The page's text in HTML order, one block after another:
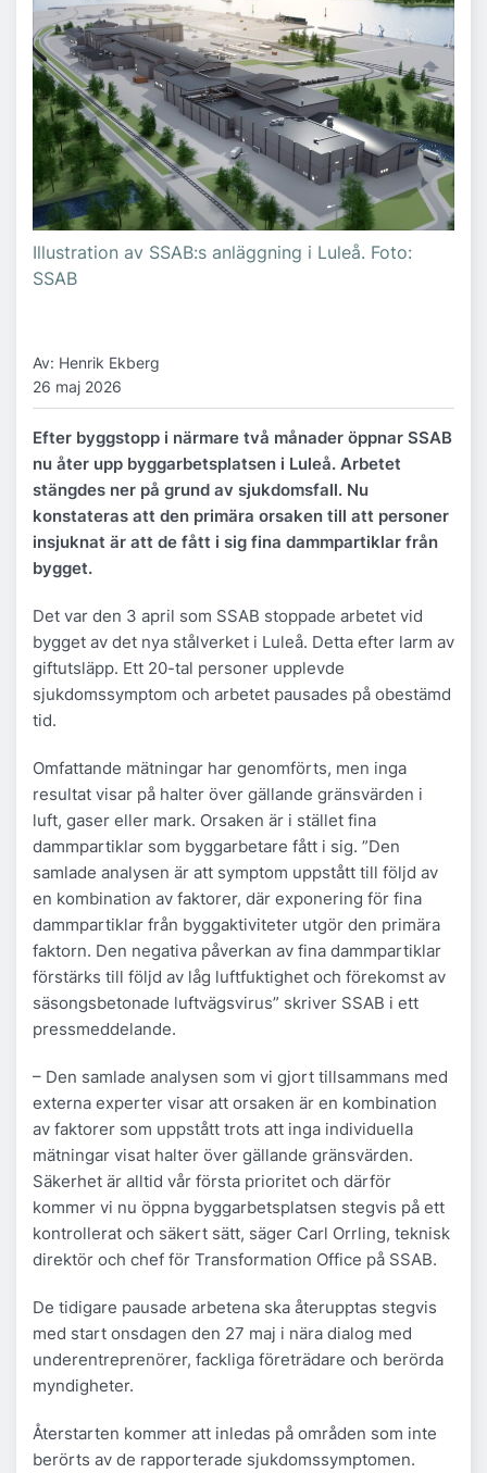
Illustration av SSAB:s anläggning i Luleå. Foto:
SSAB
Av: Henrik Ekberg
26 maj 2026
Efter byggstopp i närmare två månader öppnar SSAB
nu åter upp byggarbetsplatsen i Luleå. Arbetet
stängdes ner på grund av sjukdomsfall. Nu
konstateras att den primära orsaken till att personer
insjuknat är att de fått i sig fina dammpartiklar från
bygget.
Det var den 3 april som SSAB stoppade arbetet vid
bygget av det nya stålverket i Luleå. Detta efter larm av
giftutsläpp. Ett 20-tal personer upplevde
sjukdomssymptom och arbetet pausades på obestämd
tid.
Omfattande mätningar har genomförts, men inga
resultat visar på halter över gällande gränsvärden i
luft, gaser eller mark. Orsaken är i stället fina
dammpartiklar som byggarbetare fått i sig. ”Den
samlade analysen är att symptom uppstått till följd av
en kombination av faktorer, där exponering för fina
dammpartiklar från byggaktiviteter utgör den primära
faktorn. Den negativa påverkan av fina dammpartiklar
förstärks till följd av låg luftfuktighet och förekomst av
säsongsbetonade luftvägsvirus” skriver SSAB i ett
pressmeddelande.
– Den samlade analysen som vi gjort tillsammans med
externa experter visar att orsaken är en kombination
av faktorer som uppstått trots att inga individuella
mätningar visat halter över gällande gränsvärden.
Säkerhet är alltid vår första prioritet och därför
kommer vi nu öppna byggarbetsplatsen stegvis på ett
kontrollerat och säkert sätt, säger Carl Orrling, teknisk
direktör och chef för Transformation Office på SSAB.
De tidigare pausade arbetena ska återupptas stegvis
med start onsdagen den 27 maj i nära dialog med
underentreprenörer, fackliga företrädare och berörda
myndigheter.
Återstarten kommer att inledas på områden som inte
berörts av de rapporterade sjukdomssymptomen.